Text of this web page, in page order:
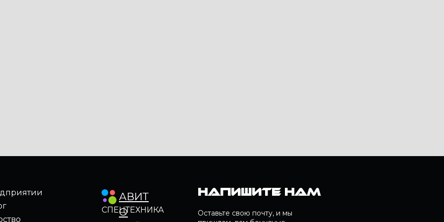
АВИТ
О
СПЕЦТЕХНИКА
Напишите нам
Оставьте свою почту, и мы